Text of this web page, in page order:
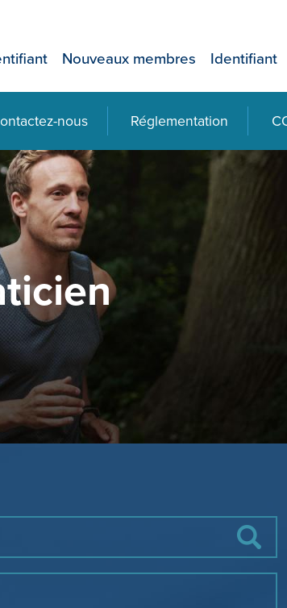
nous Réglementation
Nouveaux membres Identifiant